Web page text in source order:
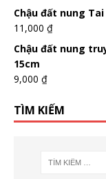
Chậu đất nung
11,000 ₫
Chậu đất nung
15cm
9,000 ₫
TÌM KIẾM